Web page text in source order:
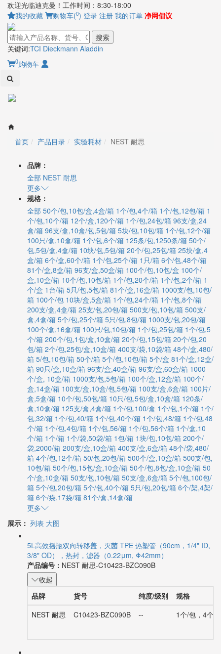
欢迎光临迪克曼！工作时间：8:30-18:00
我的收藏
购物车(0) 登录 注册 我的订单 净网倡议
搜索
关键词:TCI Dieckmann Aladdin
0购物车
首页 产品目录 实验耗材 NEST 耐思
品牌：
全部 NEST 耐思
更多
规格：
全部 50个/包,10包/盒,4盒/箱 1个/包,4个/箱 1个/包,12包/箱 1
个/包,10个/箱 12个/盒,120个/箱 1个/包,24包/箱 96支/盒,24
盒/箱 96支/盒,10盒/包,5包/箱 5块/包,10包/箱 1个/包,12个/箱
100只/盒,10盒/箱 1个/包,6个/箱 125条/包,1250条/箱 50个/
包,5包/盒,4盒/箱 10块/包,5包/箱 20个/包,25包/箱 25块/盒,4
盒/箱 6个/盒,60个/箱 1个/包,25个/箱 1只/箱 6个/包,48个/箱
81个/盒,8盒/箱 96支/盒,50盒/箱 100个/包,10包/盒 100个/
盒,10盒/箱 10个/包,10包/箱 1个/包,20个/箱 1个/包,2个/箱 1
个/盒 1台/箱 5只/包,5包/箱 81个/盒,16盒/箱 1000支/包,10包/
箱 100个/包 10块/盒,5盒/箱 1个/包,24个/箱 1个/包,8个/箱
200支/盒,4盒/箱 25支/包,20包/箱 500支/包,10包/箱 500支/
盒,4盒/箱 5个/包,25个/箱 5只/包,8包/箱 1000支/包,20包/箱
100个/盒,16盒/箱 100只/包,10包/箱 1个/包,25包/箱 1个/包,5
个/箱 200个/包,1包/盒,10盒/箱 20个/包,15包/箱 20个/包,20
包/箱 2个/包,25包/盒,10盒/箱 400支/袋,10袋/箱 48个/盒,480/
箱 5/包,10包/箱 50个/箱 5个/包,10包/箱 5个/盒 81个/盒,12盒/
箱 90只/盒,10盒/箱 96支/盒,40盒/箱 96支/盒,60盒/箱 1000
个/盒, 10盒/箱 1000支/包,5包/箱 100个/盒,12盒/箱 100个/
盒,14盒/箱 100支/盒,10盒/包,5包/箱 100支/盒,6盒/箱 100片/
盒,5盒/箱 10个/包,50包/箱 10只/包,5包/盒,10盒/箱 120条/
盒,10盒/箱 125支/盒,4盒/箱 1个/包,100/盒 1个/包,1个/箱 1个/
包,32/箱 1个/包,40/箱 1个/包,40个/箱 1个/包,48/箱 1个/包,48
个/箱 1个/包,4包/箱 1个/包,56/箱 1个/包,56个/箱 1个/盒,10
个/箱 1个/箱 1个/袋,50袋/箱 1包/箱 1块/包,10包/箱 200个/
袋,2000/箱 200支/盒,10盒/箱 400支/盒,6盒/箱 48个/袋,480/
箱 4个/包,12个/箱 50/包,20包/箱 500个/盒,10盒/箱 500支/包,
10包/箱 50个/包,15包/盒,10盒/箱 50个/包,8包/盒,10盒/箱 50
个/盒,10盒/箱 50支/包,10包/箱 50支/盒,6盒/箱 5个/包,100包/
箱 5个/包,20包/箱 5个/包,40个/箱 5只/包,20包/箱 6个/架,4架/
箱 6个/袋,17袋/箱 81个/盒,14盒/箱
更多
展示： 列表 大图
5L高效摇瓶双向转移盖，灭菌 TPE 热塑管（90cm，1/4" ID,
3/8" OD），热封，滤器（0.22μm, Φ42mm）
产品编号： NEST 耐思-C10423-BZC090B
收起
品牌
货号 纯度/级别
规格
NEST 耐思
C10423-BZC090B -- 1个/包，4个/